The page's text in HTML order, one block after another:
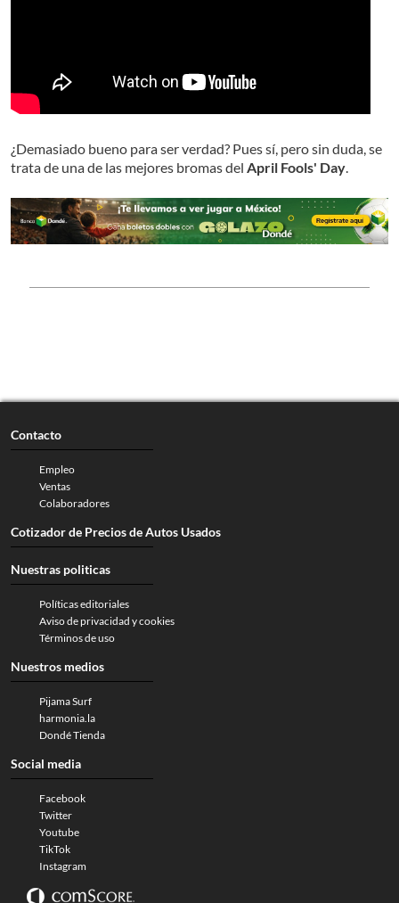
¿Demasiado bueno para ser verdad? Pues sí, pero sin duda, se
trata de una de las mejores bromas del April Fools' Day
Contacto
Empleo
Ventas
Colaboradores
Cotizador de Precios de Autos Usados
Nuestras politicas
Políticas editoriales
Aviso de privacidad y cookies
Términos de uso
Nuestros medios
Pijama Surf
harmonia.la
Dondé Tienda
Social media
Facebook
Twitter
Youtube
TikTok
Instagram